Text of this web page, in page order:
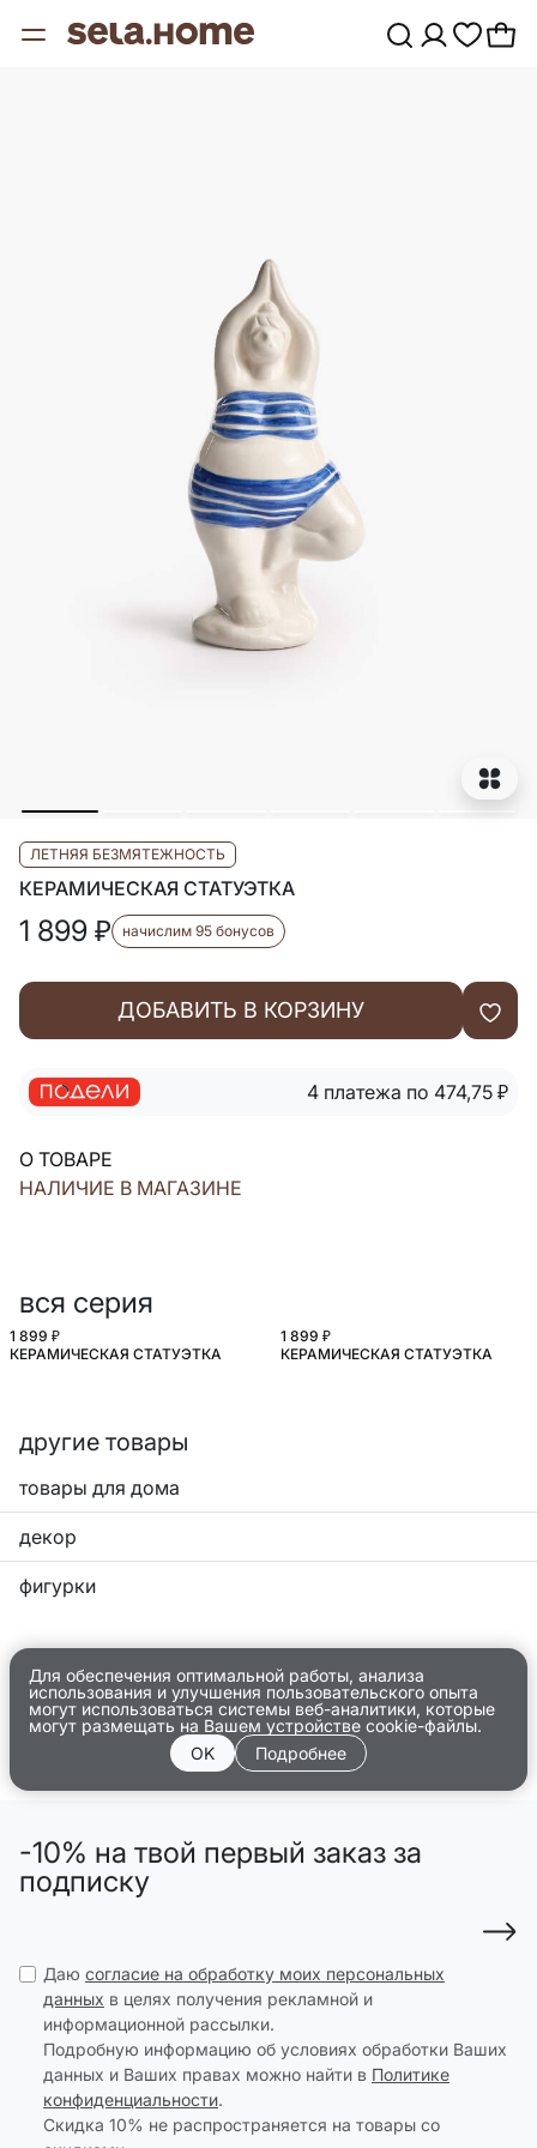
ЛЕТНЯЯ БЕЗМЯТЕЖНОСТЬ
КЕРАМИЧЕСКАЯ СТАТУЭТКА
1 899 ₽ начислим 95 бонусов
ДОБАВИТЬ В КОРЗИНУ
4 платежа по 474,75 ₽
О ТОВАРЕ
НАЛИЧИЕ В МАГАЗИНЕ
вся серия
1 899 ₽
КЕРАМИЧЕСКАЯ СТАТУЭТКА
1 899 ₽
КЕРАМИЧЕСКАЯ СТАТУЭТКА
другие товары
товары для дома
декор
фигурки
Для обеспечения оптимальной работы, анализа
использования и улучшения пользовательского опыта
могут использоваться системы веб-аналитики, которые
могут размещать на Вашем устройстве cookie-файлы.
OK
Подробнее
-10% на твой первый заказ за
подписку
Даю согласие на обработку моих персональных
данных в целях получения рекламной и
информационной рассылки.
Подробную информацию об условиях обработки Ваших
данных и Ваших правах можно найти в Политике
конфиденциальности.
Скидка 10% не распространяется на товары со